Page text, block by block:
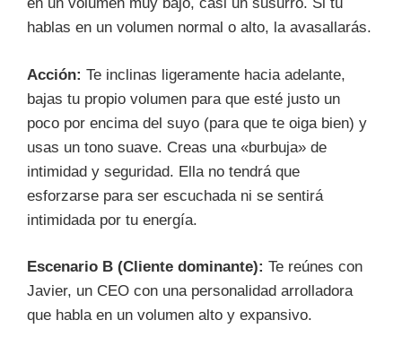
en un volumen muy bajo, casi un susurro. Si tú
hablas en un volumen normal o alto, la avasallarás.
Acción: Te inclinas ligeramente hacia adelante,
bajas tu propio volumen para que esté justo un
poco por encima del suyo (para que te oiga bien) y
usas un tono suave. Creas una «burbuja» de
intimidad y seguridad. Ella no tendrá que
esforzarse para ser escuchada ni se sentirá
intimidada por tu energía.
Escenario B (Cliente dominante): Te reúnes con
Javier, un CEO con una personalidad arrolladora
que habla en un volumen alto y expansivo.